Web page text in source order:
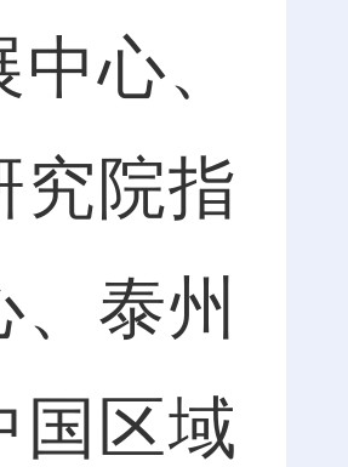
心、
究院指
泰州
国区域